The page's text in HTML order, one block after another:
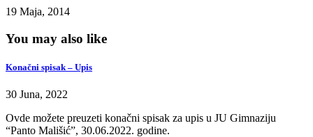
19 Maja, 2014
You may also like
Konačni spisak – Upis
30 Juna, 2022
Ovde možete preuzeti konačni spisak za upis u JU Gimnaziju
“Panto Mališić”, 30.06.2022. godine.